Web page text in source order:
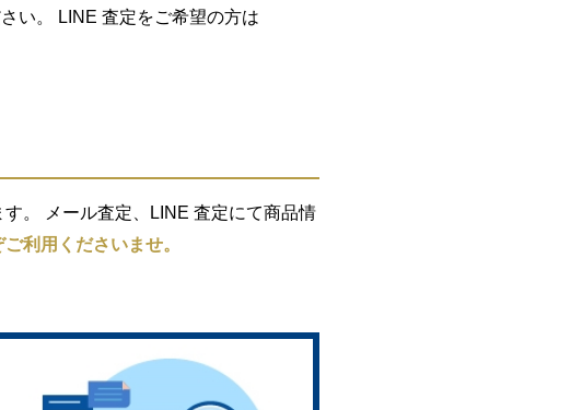
い。 LINE 査定をご希望の方は
。 メール査定、LINE 査定にて商品情
利用くださいませ。